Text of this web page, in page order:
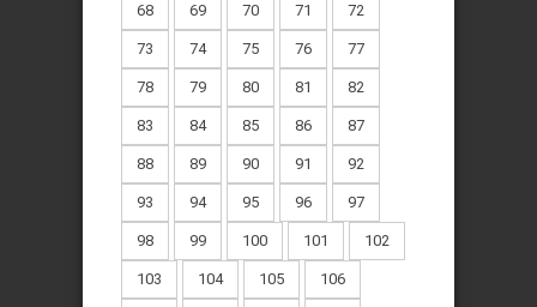
68 69 70 71 72
73 74 75 76 77
78 79 80 81 82
83 84 85 86 87
88 89 90 91 92
93 94 95 96 97
98 99 100 101 102
103 104 105 106